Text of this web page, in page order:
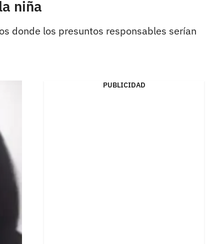
niña
donde los presuntos responsables serían
PUBLICIDAD